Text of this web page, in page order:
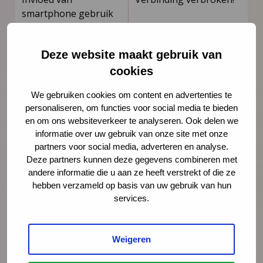
Deze website maakt gebruik van
cookies
We gebruiken cookies om content en advertenties te
personaliseren, om functies voor social media te bieden
en om ons websiteverkeer te analyseren. Ook delen we
informatie over uw gebruik van onze site met onze
partners voor social media, adverteren en analyse.
Deze partners kunnen deze gegevens combineren met
andere informatie die u aan ze heeft verstrekt of die ze
hebben verzameld op basis van uw gebruik van hun
services.
Weigeren
smartphone gebruik
Van beschermen naar
E-learnings gemaakt door JGZ
Algemene introductie
voor nieuwe
professionals in de
jeugdgezondheidszorg
Uniform registreren
Van
Werken met de
groeicurves